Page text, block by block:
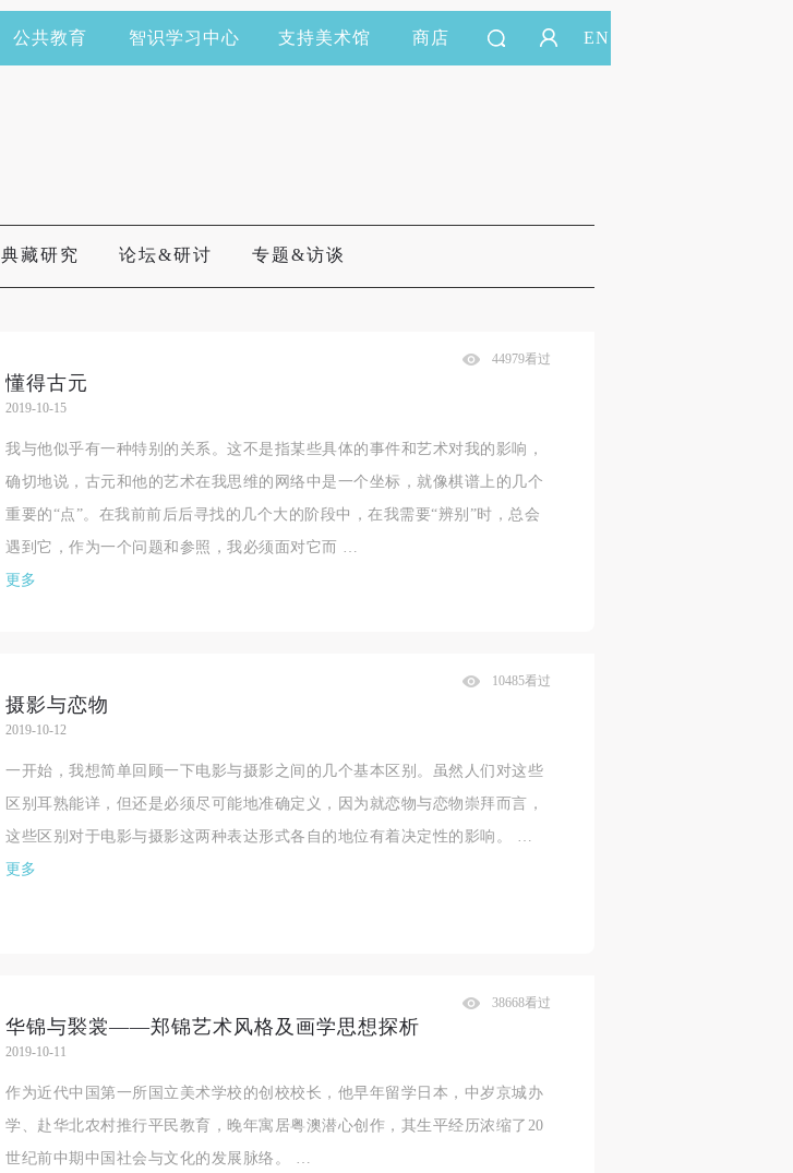
公共教育 智识学习中心 支持美术馆 商店 EN
典藏研究 论坛&研讨 专题&访谈
懂得古元
2019-10-15
44979看过
我与他似乎有一种特别的关系。这不是指某些具体的事件和艺术对我的影响，
确切地说，古元和他的艺术在我思维的网络中是一个坐标，就像棋谱上的几个
重要的“点”。在我前前后后寻找的几个大的阶段中，在我需要“辨别”时，总会
遇到它，作为一个问题和参照，我必须面对它而 …
更多
摄影与恋物
2019-10-12
10485看过
一开始，我想简单回顾一下电影与摄影之间的几个基本区别。虽然人们对这些
区别耳熟能详，但还是必须尽可能地准确定义，因为就恋物与恋物崇拜而言，
这些区别对于电影与摄影这两种表达形式各自的地位有着决定性的影响。 …
更多
华锦与褧裳——郑锦艺术风格及画学思想探析
2019-10-11
38668看过
作为近代中国第一所国立美术学校的创校校长，他早年留学日本，中岁京城办
学、赴华北农村推行平民教育，晚年寓居粤澳潜心创作，其生平经历浓缩了20
世纪前中期中国社会与文化的发展脉络。 …